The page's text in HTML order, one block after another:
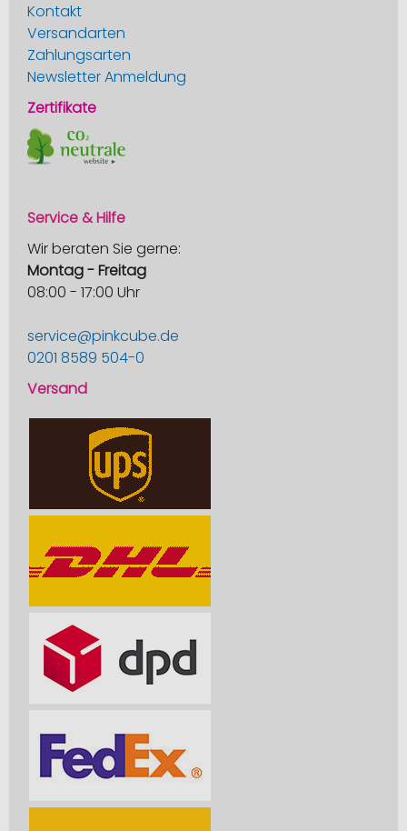
Kontakt
Versandarten
Zahlungsarten
Newsletter Anmeldung
Zertifikate
Service & Hilfe
Wir beraten Sie gerne:
Montag - Freitag
08:00 - 17:00 Uhr
service@pinkcube.de
0201 8589 504-0
Versand